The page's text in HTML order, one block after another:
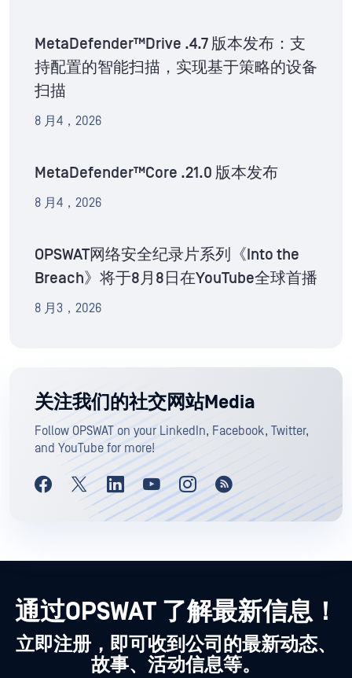
MetaDefender™Drive .4.7 版本发布：支
持配置的智能扫描，实现基于策略的设备
扫描
8 月4，2026
MetaDefender™Core .21.0 版本发布
8 月4，2026
OPSWAT网络安全纪录片系列《Into the
Breach》将于8月8日在YouTube全球首播
8 月3，2026
关注我们的社交网站Media
Follow OPSWAT on your LinkedIn, Facebook, Twitter,
and YouTube for more!
通过OPSWAT 了解最新信息！
立即注册，即可收到公司的最新动态、
故事、活动信息等。